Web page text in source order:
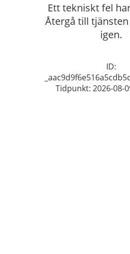
Ett tekniskt fel
Återgå till
igen.
ID:
Tidpunkt: 2026-08-